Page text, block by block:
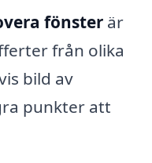
fönster är
från olika
bild av
punkter att